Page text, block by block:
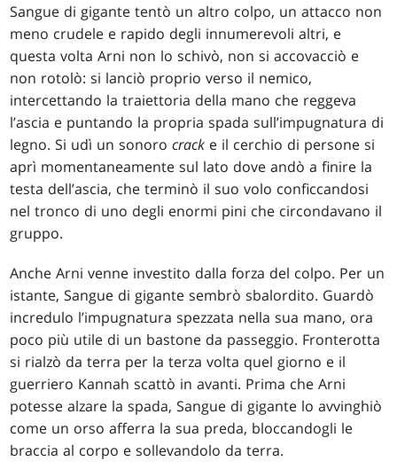
Sangue di gigante tentò un altro colpo, un attacco non
meno crudele e rapido degli innumerevoli altri, e
questa volta Arni non lo schivò, non si accovacciò e
non rotolò: si lanciò proprio verso il nemico,
intercettando la traiettoria della mano che reggeva
l’ascia e puntando la propria spada sull’impugnatura di
legno. Si udì un sonorocrack e il cerchio di persone si
aprì momentaneamente sul lato dove andò a finire la
testa dell’ascia, che terminò il suo volo conficcandosi
nel tronco di uno degli enormi pini che circondavano il
gruppo.
Anche Arni venne investito dalla forza del colpo. Per un
istante, Sangue di gigante sembrò sbalordito. Guardò
incredulo l’impugnatura spezzata nella sua mano, ora
poco più utile di un bastone da passeggio. Fronterotta
si rialzò da terra per la terza volta quel giorno e il
guerriero Kannah scattò in avanti. Prima che Arni
potesse alzare la spada, Sangue di gigante lo avvinghiò
come un orso afferra la sua preda, bloccandogli le
braccia al corpo e sollevandolo da terra.